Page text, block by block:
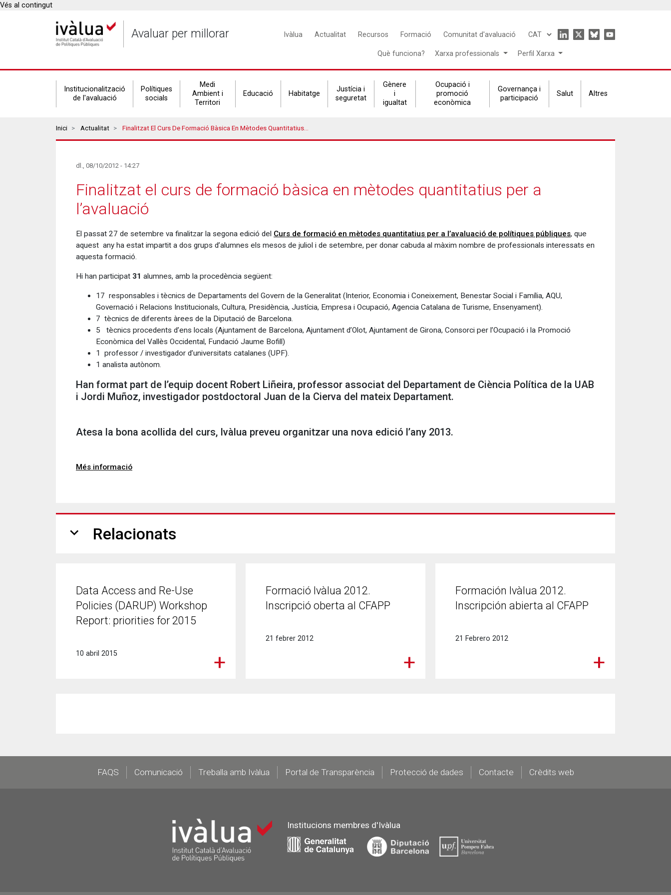
Vés al contingut
Avaluar per millorar
Main
Ivàlua Actualitat Recursos Formació Comunitat d'avaluació
Select
language
Icon
menu
Què funciona? Xarxa professionals Perfil Xarxa
Secondary
navigation
Institucionalització
de l'avaluació
Polítiques
socials
Medi
Ambient i
Territori
Educació Habitatge
Justícia i
seguretat
Gènere
i
igualtat
Ocupació i
promoció
econòmica
Governança i
participació
Salut Altres
Breadcrumbs
Inici Actualitat Finalitzat El Curs De Formació Bàsica En Mètodes Quantitatius Per A L’avaluació
dl., 08/10/2012 - 14:27
Finalitzat el curs de formació bàsica en mètodes quantitatius per a
l’avaluació
El passat 27 de setembre va finalitzar la segona edició del Curs de formació en mètodes quantitatius per a l’avaluació de polítiques públiques, que
aquest any ha estat impartit a dos grups d’alumnes els mesos de juliol i de setembre, per donar cabuda al màxim nombre de professionals interessats en
aquesta formació.
Hi han participat 31 alumnes, amb la procedència següent:
17 responsables i tècnics de Departaments del Govern de la Generalitat (Interior, Economia i Coneixement, Benestar Social i Família, AQU,
Governació i Relacions Institucionals, Cultura, Presidència, Justícia, Empresa i Ocupació, Agencia Catalana de Turisme, Ensenyament).
7 tècnics de diferents àrees de la Diputació de Barcelona.
5 tècnics procedents d’ens locals (Ajuntament de Barcelona, Ajuntament d’Olot, Ajuntament de Girona, Consorci per l’Ocupació i la Promoció
Econòmica del Vallès Occidental, Fundació Jaume Bofill)
1 professor / investigador d’universitats catalanes (UPF).
1 analista autònom.
Han format part de l’equip docent Robert Liñeira, professor associat del Departament de Ciència Política de la UAB
i Jordi Muñoz, investigador postdoctoral Juan de la Cierva del mateix Departament.
Atesa la bona acollida del curs, Ivàlua preveu organitzar una nova edició l’any 2013.
Més informació
expand_more Relacionats
Data Access and Re-Use
Policies (DARUP) Workshop
Report: priorities for 2015
10 abril 2015
Formació Ivàlua 2012.
Inscripció oberta al CFAPP
21 febrer 2012
Formación Ivàlua 2012.
Inscripción abierta al CFAPP
21 Febrero 2012
FooterFAQS Comunicació Treballa amb Ivàlua Portal de Transparència Protecció de dades Contacte Crèdits web
Institucions membres d'Ivàlua